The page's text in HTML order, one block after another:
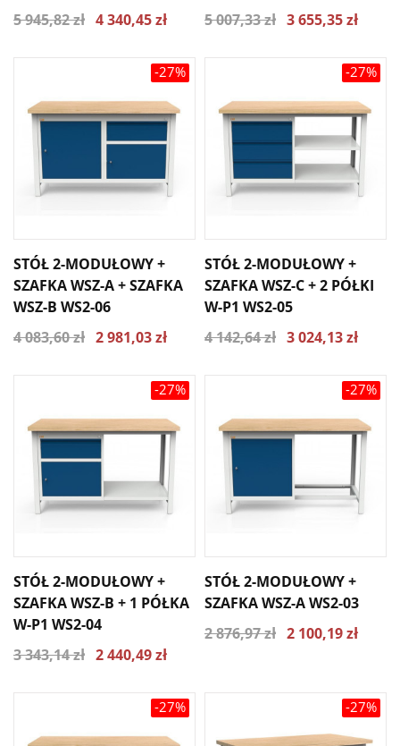
5 945,82 zł 4 340,45 zł
5 007,33 zł 3 655,35 zł
-27%
STÓŁ 2-MODUŁOWY +
SZAFKA WSZ-A + SZAFKA
WSZ-B WS2-06
4 083,60 zł 2 981,03 zł
-27%
STÓŁ 2-MODUŁOWY +
SZAFKA WSZ-C + 2 PÓŁKI
W-P1 WS2-05
4 142,64 zł 3 024,13 zł
-27%
STÓŁ 2-MODUŁOWY +
SZAFKA WSZ-B + 1 PÓŁKA
W-P1 WS2-04
3 343,14 zł 2 440,49 zł
-27%
STÓŁ 2-MODUŁOWY +
SZAFKA WSZ-A WS2-03
2 876,97 zł 2 100,19 zł
-27% -27%